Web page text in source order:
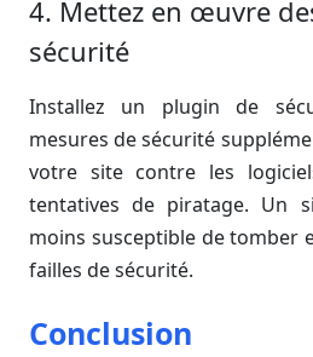
4. Mettez en œuvre
sécurité
Installez un plugin de
mesures de sécurité
votre site contre les
tentatives de piratage. Un
moins susceptible de tomber
failles de sécurité.
Conclusion